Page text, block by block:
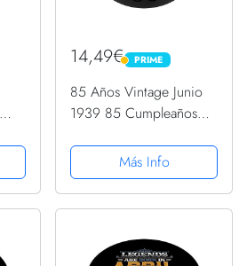
14,49€ PRIME
PRIME
85 Años Vintage Junio
1939 85 Cumpleaños
PopGrip Intercambiable
Más Info